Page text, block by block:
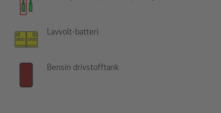
Lavvolt-batteri
Bensin drivstofftank